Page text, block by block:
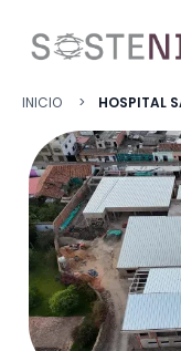
Ruta
INICIO HOSPITAL